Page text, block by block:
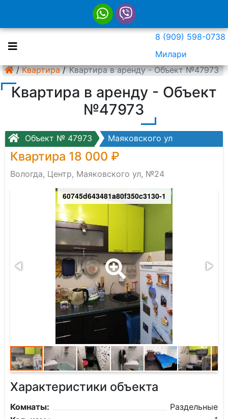
8 (909) 598-0738
Милари
/ Квартира / Квартира в аренду - Объект №47973
Квартира в аренду - Объект
№47973
Объект № 47973 Маяковского ул
Квартира 18 000 ₽
Вологда, Центр, Маяковского ул, №24
60745d643481a80f350c3130-1
Характеристики объекта
Комнаты:
Раздельные